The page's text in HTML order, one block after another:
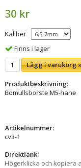
30 kr
Kaliber
Finns i lager
Lägg i varukorg
Produktbeskrivning:
Bomullsborste M5-hane
Artikelnummer:
cv3-1
Direktlänk:
Högerklicka och kopiera